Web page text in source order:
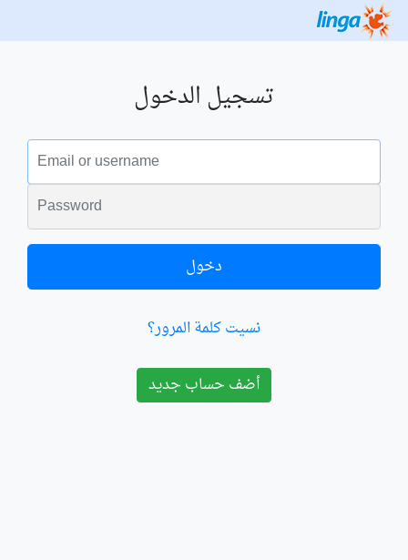
تسجيل الدخول
البريد الالكتروني
الكلمة السرية
دخول
نسيت كلمة المرور؟
أضف حساب جديد